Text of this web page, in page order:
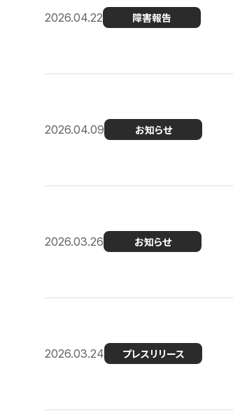
2026.04.22 障害報告
2026.04.09 お知らせ
2026.03.26 お知らせ
2026.03.24 プレスリリース